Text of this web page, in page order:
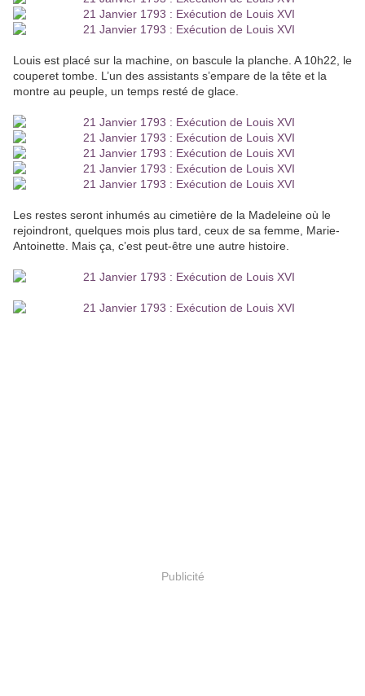
Louis est placé sur la machine, on bascule la planche. A 10h22, le
couperet tombe. L’un des assistants s’empare de la tête et la
montre au peuple, un temps resté de glace.
Les restes seront inhumés au cimetière de la Madeleine où le
rejoindront, quelques mois plus tard, ceux de sa femme, Marie-
Antoinette. Mais ça, c’est peut-être une autre histoire.
Publicité